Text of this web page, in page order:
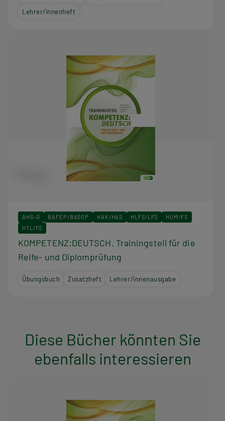
Lehrer/innenheft
AHS-O BAFEP/BASOP HAK/HAS HLFS/LFS
HUM/FS
HTL/FS
KOMPETENZ:DEUTSCH. Trainingsteil für die
Reife- und Diplomprüfung
Übungsbuch Zusatzheft Lehrer/innenausgabe
Diese Bücher könnten Sie
ebenfalls interessieren